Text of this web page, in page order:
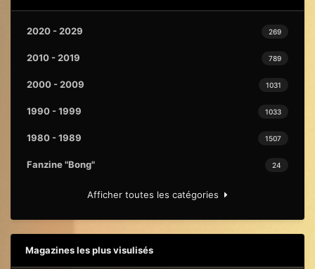
269
2020 - 2029
789
2010 - 2019
1031
2000 - 2009
1033
1990 - 1999
1507
1980 - 1989
24
Fanzine "Bong"
Afficher toutes les catégories
Magazines les plus visulisés